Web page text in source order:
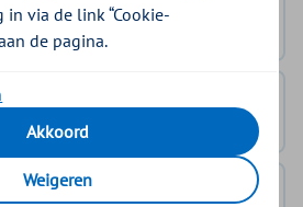
via de link “Cookie-
de pagina.
Akkoord
Weigeren